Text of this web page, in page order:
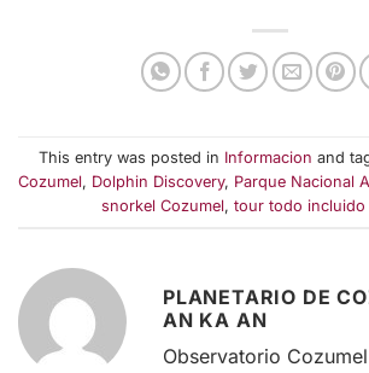
This entry was posted in Informacion and
Cozumel, Dolphin Discovery, Parque Nacional
snorkel Cozumel, tour todo incluido
PLANETARIO DE
AN KA AN
Observatorio